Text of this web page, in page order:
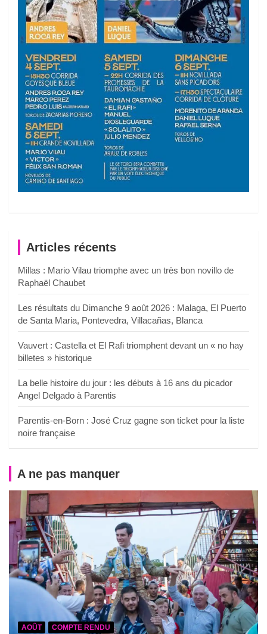
Articles récents
Millas : Mario Vilau triomphe avec un très bon novillo de
Raphaël Chaubet
Les résultats du Dimanche 9 août 2026 : Malaga, El Puerto
de Santa Maria, Pontevedra, Villacañas, Blanca
Vauvert : Castella et El Rafi triomphent devant un « no hay
billetes » historique
La belle histoire du jour : les débuts à 16 ans du picador
Angel Delgado à Parentis
Parentis-en-Born : José Cruz gagne son ticket pour la liste
noire française
A ne pas manquer
AOÛT COMPTE RENDU